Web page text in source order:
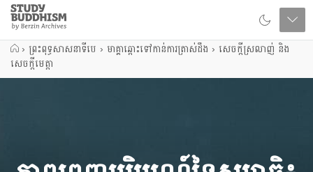
Close
Study
Buddhism
Home
› ព្រះពុទ្ធសាសនាទីបេ › មាគ្គាឆ្ពោះទៅកាន់ការត្រាស់ដឹង › សេចក្តីស្រលាញ់ និង
សេចក្តីមេត្តា